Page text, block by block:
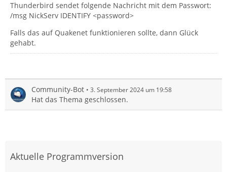
Thunderbird sendet folgende Nachricht mit dem Passwort:
/msg NickServ IDENTIFY <password>
Falls das auf Quakenet funktionieren sollte, dann Glück
gehabt.
Community-Bot 3. September 2024 um 19:58
Hat das Thema geschlossen.
Aktuelle Programmversion